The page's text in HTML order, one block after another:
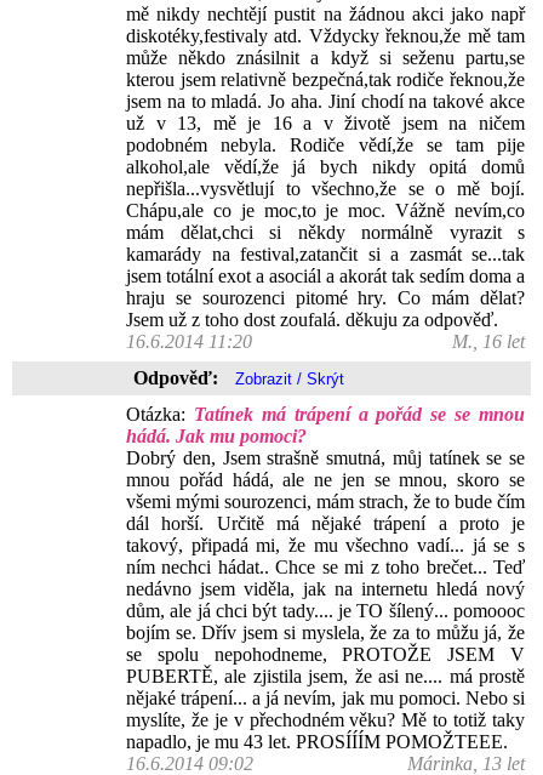
mě nikdy nechtějí pustit na žádnou akci jako např
diskotéky,festivaly atd. Vždycky řeknou,že mě tam
může někdo znásilnit a když si seženu partu,se
kterou jsem relativně bezpečná,tak rodiče řeknou,že
jsem na to mladá. Jo aha. Jiní chodí na takové akce
už v 13, mě je 16 a v životě jsem na ničem
podobném nebyla. Rodiče vědí,že se tam pije
alkohol,ale vědí,že já bych nikdy opitá domů
nepřišla...vysvětlují to všechno,že se o mě bojí.
Chápu,ale co je moc,to je moc. Vážně nevím,co
mám dělat,chci si někdy normálně vyrazit s
kamarády na festival,zatančit si a zasmát se...tak
jsem totální exot a asociál a akorát tak sedím doma a
hraju se sourozenci pitomé hry. Co mám dělat?
Jsem už z toho dost zoufalá. děkuju za odpověď.
16.6.2014 11:20
M., 16 let
Odpověď:
Otázka: Tatínek má trápení a pořád se se mnou
hádá. Jak mu pomoci?
Dobrý den, Jsem strašně smutná, můj tatínek se se
mnou pořád hádá, ale ne jen se mnou, skoro se
všemi mými sourozenci, mám strach, že to bude čím
dál horší. Určitě má nějaké trápení a proto je
takový, připadá mi, že mu všechno vadí... já se s
ním nechci hádat.. Chce se mi z toho brečet... Teď
nedávno jsem viděla, jak na internetu hledá nový
dům, ale já chci být tady.... je TO šílený... pomoooc
bojím se. Dřív jsem si myslela, že za to můžu já, že
se spolu nepohodneme, PROTOŽE JSEM V
PUBERTĚ, ale zjistila jsem, že asi ne.... má prostě
nějaké trápení... a já nevím, jak mu pomoci. Nebo si
myslíte, že je v přechodném věku? Mě to totiž taky
napadlo, je mu 43 let. PROSÍÍÍM POMOŽTEEE.
16.6.2014 09:02
Márinka, 13 let